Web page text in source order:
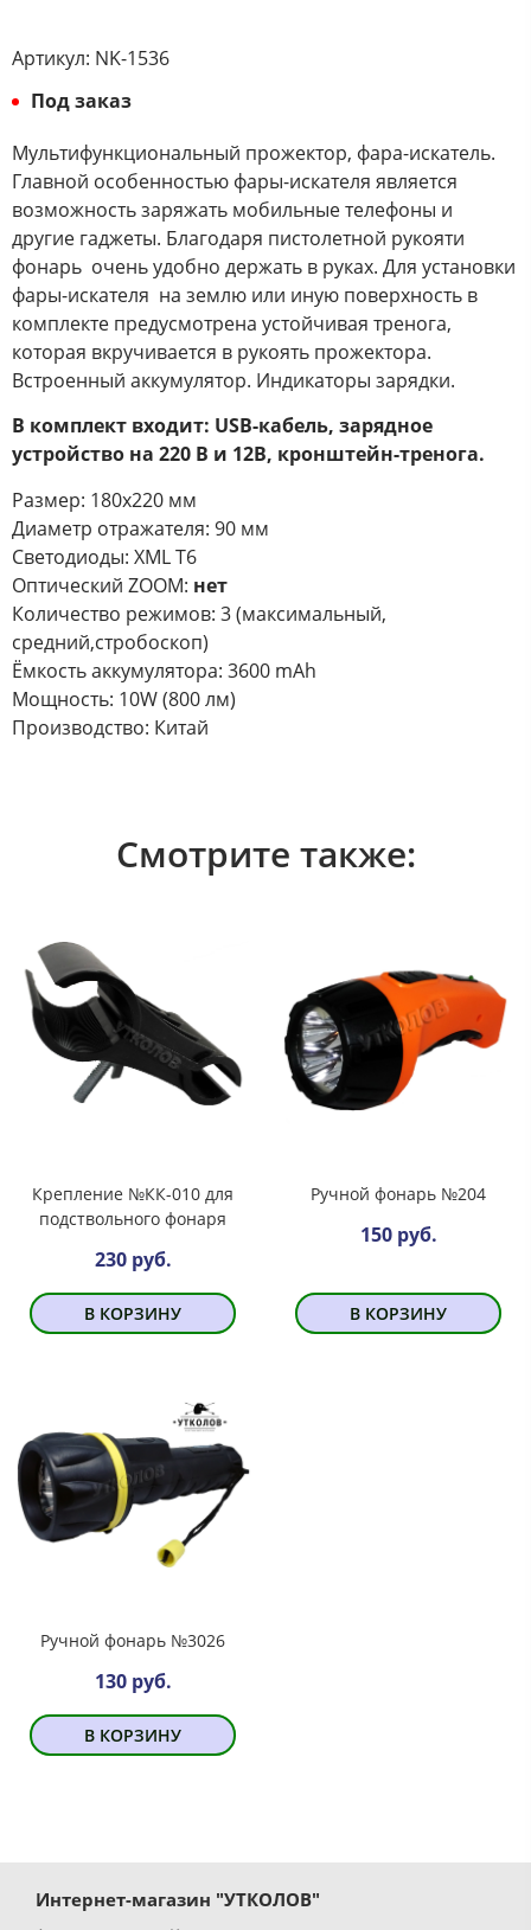
Артикул: NK-1536
Под заказ
Мультифункциональный прожектор, фара-искатель.
Главной особенностью фары-искателя является
возможность заряжать мобильные телефоны и
другие гаджеты. Благодаря пистолетной рукояти
фонарь очень удобно держать в руках. Для установки
фары-искателя на землю или иную поверхность в
комплекте предусмотрена устойчивая тренога,
которая вкручивается в рукоять прожектора.
Встроенный аккумулятор. Индикаторы зарядки.
В комплект входит: USB-кабель, зарядное
устройство на 220 В и 12В, кронштейн-тренога.
Размер: 180х220 мм
Диаметр отражателя: 90 мм
Светодиоды: XML T6
Оптический ZOOM: нет
Количество режимов: 3 (максимальный,
средний,стробоскоп)
Ёмкость аккумулятора: 3600 mAh
Мощность: 10W (800 лм)
Производство: Китай
Смотрите также:
Крепление №КК-010 для
подствольного фонаря
230 руб.
В КОРЗИНУ
Ручной фонарь №204
150 руб.
В КОРЗИНУ
Ручной фонарь №3026
130 руб.
В КОРЗИНУ
Интернет-магазин "УТКОЛОВ"